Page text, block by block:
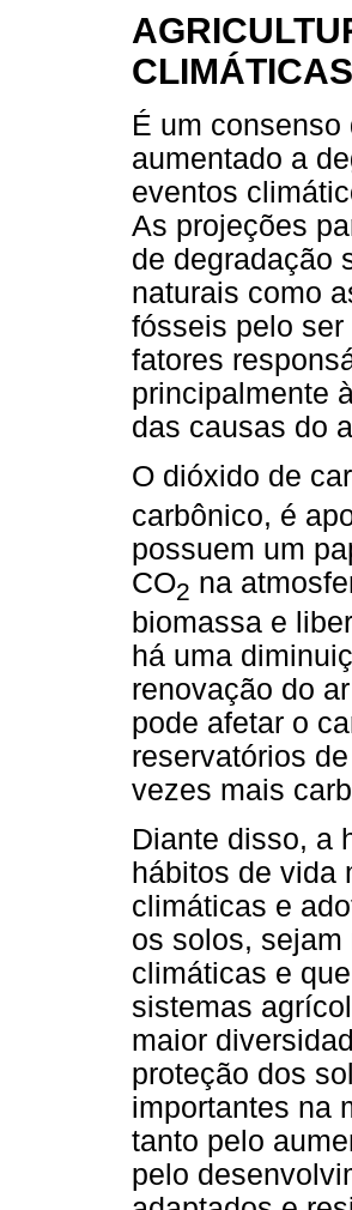
CLIMÁTICAS
É um
aumentado a
eventos
As projeções
de degradação
naturais como
fósseis pelo
fatores
principalmente
das causas do
O dióxido de
carbônico, é
possuem um
CO2 na
biomassa e
há uma
renovação do
pode afetar o
reservatórios
vezes mais
Diante disso, a
hábitos de vida
climáticas e
os solos,
climáticas e
sistemas
maior
proteção dos
importantes na
tanto pelo
pelo